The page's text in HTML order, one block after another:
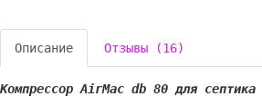
Описание Отзывы (16)
Компрессор AirMac db 80 для септика